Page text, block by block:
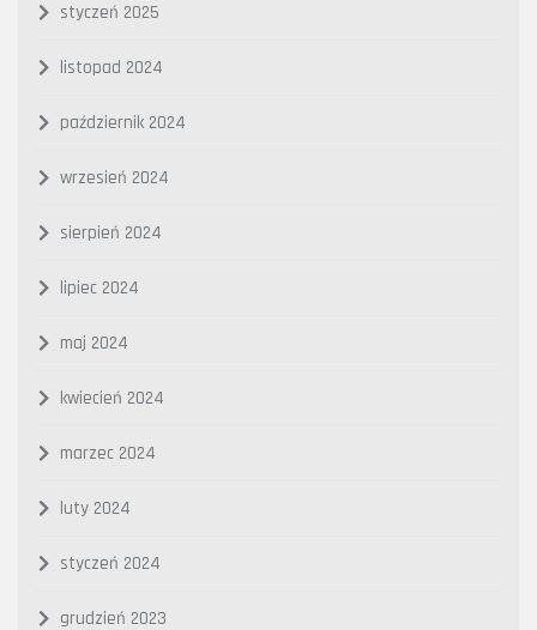
styczeń 2025
listopad 2024
październik 2024
wrzesień 2024
sierpień 2024
lipiec 2024
maj 2024
kwiecień 2024
marzec 2024
luty 2024
styczeń 2024
grudzień 2023